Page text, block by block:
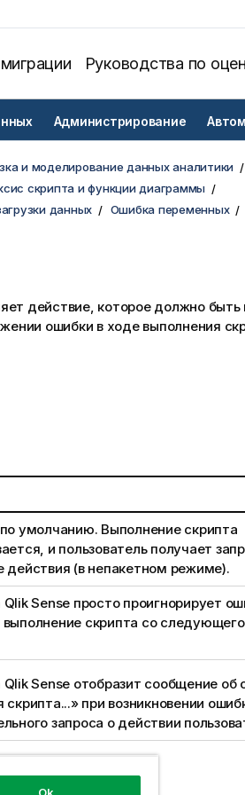
Руководства по
Администрирование
и моделирование данных аналитики
скрипта и функции диаграммы
данных
Ошибка переменных
действие, которое должно быть
ошибки в ходе выполнения
умолчанию. Выполнение скрипта
и пользователь получает
действия (в непакетном режиме).
Qlik Sense просто проигнорирует
скрипта со
Qlik Sense отобразит сообщение об
скрипта...» при возникновении
запроса о действии